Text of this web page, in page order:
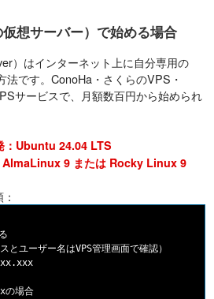
想サーバー）で始める場合
）はインターネット上に自分専用の
法です。ConoHa・さくらのVPS・
サービスで、月額数百円から始められ
：Ubuntu 24.04 LTS
AlmaLinux 9 または Rocky Linux 9
ユーザー名はVPS管理画面で確認）
場合